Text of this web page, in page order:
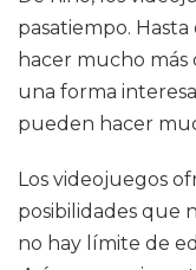
pasatiempo.
hacer mucho más
una forma
pueden hacer
Los videojuegos
posibilidades que
no hay límite de